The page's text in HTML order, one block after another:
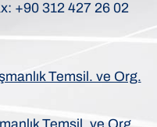
+90 312 427 26 02
Temsil. ve Org.